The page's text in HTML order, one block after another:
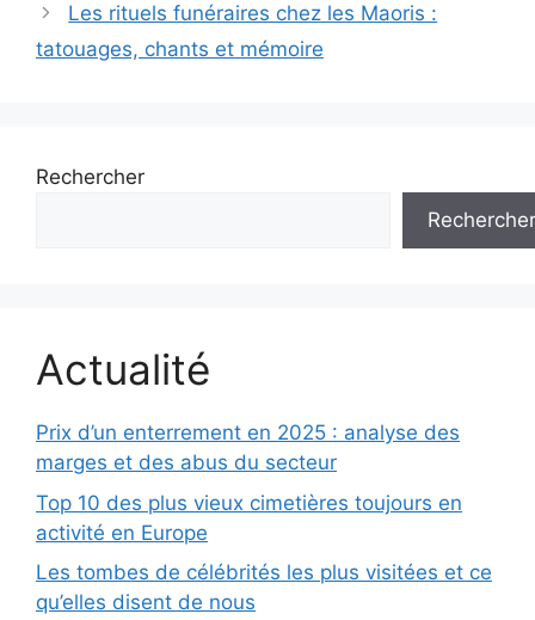
Les rituels funéraires chez les Maoris :
tatouages, chants et mémoire
Rechercher
Rechercher
Actualité
Prix d’un enterrement en 2025 : analyse des
marges et des abus du secteur
Top 10 des plus vieux cimetières toujours en
activité en Europe
Les tombes de célébrités les plus visitées et ce
qu’elles disent de nous